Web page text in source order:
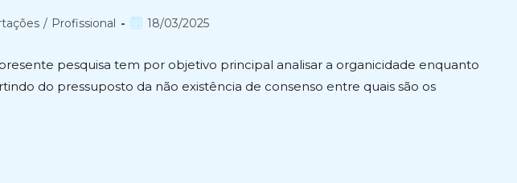
/ Profissional
Post18/03/2025
presente pesquisa tem por objetivo principal analisar a organicidade enquanto
do pressuposto da não existência de consenso entre quais são os